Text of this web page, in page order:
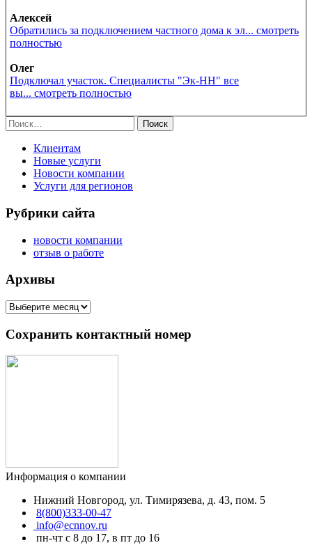
Алексей
Обратились за подключением частного дома к эл... смотреть
полностью
Олег
Подключал участок. Специалисты "Эк-НН" все
вы... смотреть полностью
Найти:
Клиентам
Новые услуги
Новости компании
Услуги для регионов
Рубрики сайта
новости компании
отзыв о работе
Архивы
Архивы
Сохранить контактный номер
Информация о компании
Нижний Новгород, ул. Тимирязева, д. 43, пом. 5
8(800)333-00-47
info@ecnnov.ru
пн-чт с 8 до 17, в пт до 16